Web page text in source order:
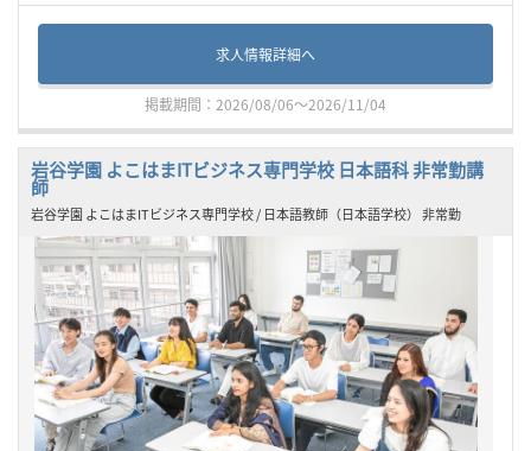
求人情報詳細へ
掲載期間：2026/08/06～2026/11/04
岩谷学園 よこはまITビジネス専門学校 日本語科 非常勤講
師
岩谷学園 よこはまITビジネス専門学校 / 日本語教師（日本語学校） 非常勤